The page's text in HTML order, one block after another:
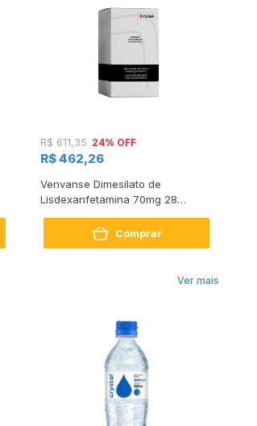
R$ 611,35 24% OFF
R$ 462,26
Venvanse Dimesilato de
Lisdexanfetamina 70mg 28
Comprimidos
Comprar
Ver mais